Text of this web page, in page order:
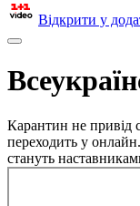
Відкрити у
Карантин не привід
переходить у
стануть